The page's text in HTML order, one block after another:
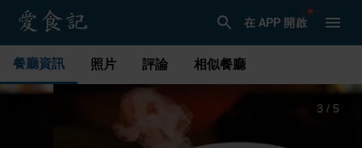
在 APP 開啟
餐廳資訊 照片 評論 相似餐廳
3 / 5